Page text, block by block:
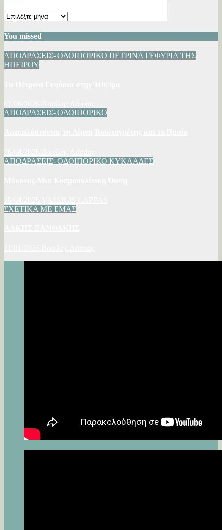
Ιστορικό
You missed
ΑΠΟΔΡΑΣΕΙΣ- ΟΔΟΙΠΟΡΙΚΟ ΠΕΤΡΙΝΑ ΓΕΦΥΡΙΑ ΤΗΣ
ΗΠΕΙΡΟΥ
ΑΠΟΔΡΑΣΕΙΣ- ΟΔΟΙΠΟΡΙΚΟ
ΑΠΟΔΡΑΣΕΙΣ- ΟΔΟΙΠΟΡΙΚΟ ΚΥΚΛΑΔΕΣ
ΣΧΕΤΙΚΑ ΜΕ ΕΜΑΣ